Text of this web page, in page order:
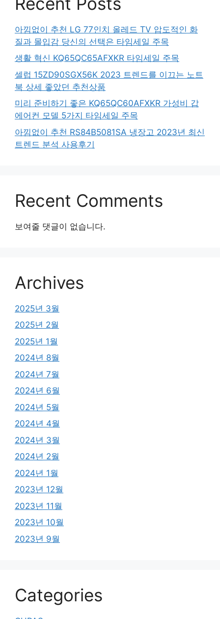
아낌없이 추천 LG 77인치 올레드 TV 압도적인 화
질과 몰입감 당신의 선택은 타임세일 주목
생활 혁신 KQ65QC65AFXKR 타임세일 주목
셀럽 15ZD90SGX56K 2023 트렌드를 이끄는 노트
북 상세 좋았던 추천상품
미리 준비하기 좋은 KQ65QC60AFXKR 가성비 갑
에어컨 모델 5가지 타임세일 주목
아낌없이 추천 RS84B5081SA 냉장고 2023년 최신
트렌드 분석 사용후기
Recent Comments
보여줄 댓글이 없습니다.
Archives
2025년 3월
2025년 2월
2025년 1월
2024년 8월
2024년 7월
2024년 6월
2024년 5월
2024년 4월
2024년 3월
2024년 2월
2024년 1월
2023년 12월
2023년 11월
2023년 10월
2023년 9월
Categories